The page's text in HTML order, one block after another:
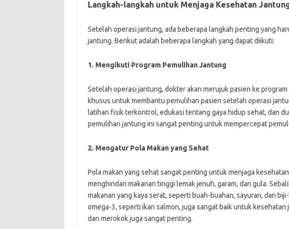
Langkah-langkah untuk Menjaga Kesehatan
Setelah operasi jantung, ada beberapa langkah penting yang
jantung. Berikut adalah beberapa langkah yang dapat diikuti:
1. Mengikuti Program Pemulihan Jantung
Setelah operasi jantung, dokter akan merujuk pasien ke
khusus untuk membantu pemulihan pasien setelah operasi
latihan fisik terkontrol, edukasi tentang gaya hidup sehat, dan
pemulihan jantung ini sangat penting untuk mempercepat
2. Mengatur Pola Makan yang Sehat
Pola makan yang sehat sangat penting untuk menjaga
menghindari makanan tinggi lemak jenuh, garam, dan gula.
makanan yang kaya serat, seperti buah-buahan, sayuran, dan
omega-3, seperti ikan salmon, juga sangat baik untuk
dan merokok juga sangat penting.